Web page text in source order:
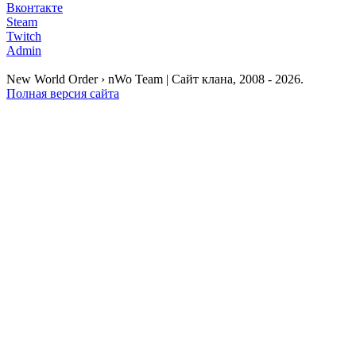
Вконтакте
Steam
Twitch
Admin
New World Order › nWo Team | Сайт клана, 2008 - 2026.
Полная версия сайта